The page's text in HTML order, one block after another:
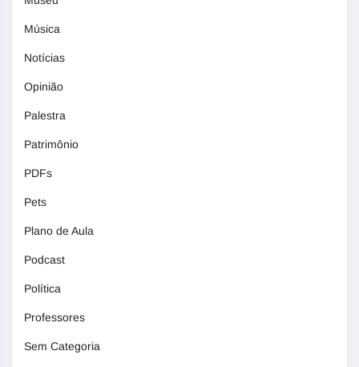
Música
Notícias
Opinião
Palestra
Patrimônio
PDFs
Pets
Plano de Aula
Podcast
Política
Professores
Sem Categoria